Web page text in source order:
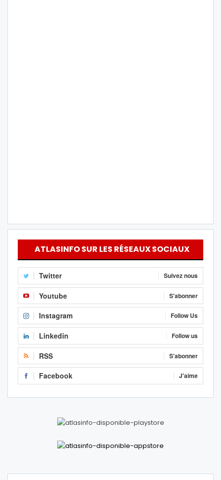
ATLASINFO SUR LES RÉSEAUX SOCIAUX
Twitter Suivez nous
Youtube S'abonner
Instagram Follow Us
Linkedin Follow us
RSS S'abonner
Facebook J'aime